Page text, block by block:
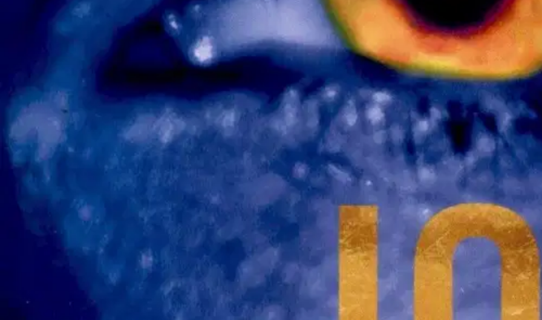
Asiakasomistajahinta
12,60 €
Nouto myymälästä
Ei saatavilla
Toimitus
Kotiin tai noutopisteeseenAlk. 0 €
Ilmainen toimitus yli 100 €:n tilauksille Postin pakettiautomaattiin tai
Tarkista myymäläsaatavuus